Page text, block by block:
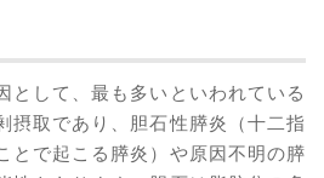
として、最も多いといわれている
摂取であり、胆石性膵炎（十二指
とで起こる膵炎）や原因不明の膵